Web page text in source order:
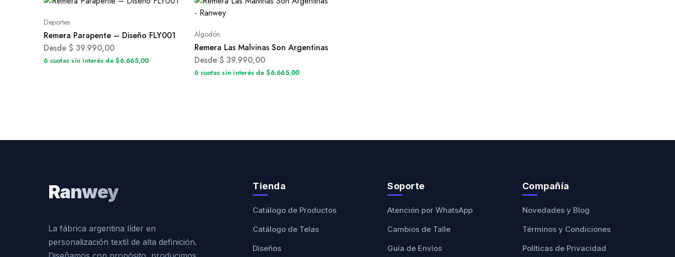
Deportes
Remera Parapente – Diseño FLY001
Desde $ 39.990,00
6 cuotas sin interés de $6.665,00
Algodón
Remera Las Malvinas Son Argentinas
Desde $ 39.990,00
6 cuotas sin interés de $6.665,00
Ranwey
La fábrica argentina líder en
personalización textil de alta definición.
Tienda
Catálogo de Productos
Catálogo de Telas
Diseños
Soporte
Atención por WhatsApp
Cambios de Talle
Guía de Envíos
Compañía
Novedades y Blog
Términos y Condiciones
Políticas de Privacidad